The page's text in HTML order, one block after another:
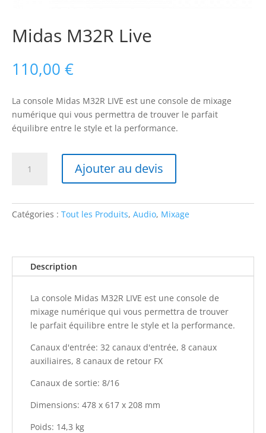
Midas M32R Live
110,00 €
La console Midas M32R LIVE est une console de mixage
numérique qui vous permettra de trouver le parfait
équilibre entre le style et la performance.
Live
Ajouter au devis
Catégories : Tout les Produits, Audio, Mixage
Description
La console Midas M32R LIVE est une console de
mixage numérique qui vous permettra de trouver
le parfait équilibre entre le style et la performance.
Canaux d'entrée: 32 canaux d'entrée, 8 canaux
auxiliaires, 8 canaux de retour FX
Canaux de sortie: 8/16
Dimensions: 478 x 617 x 208 mm
Poids: 14,3 kg